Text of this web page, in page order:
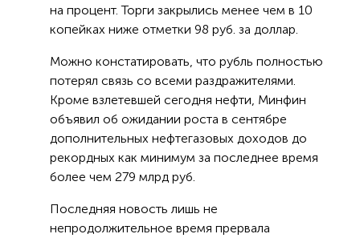
на процент. Торги закрылись менее чем в 10
копейках ниже отметки 98 руб. за доллар.
Можно констатировать, что рубль полностью
потерял связь со всеми раздражителями.
Кроме взлетевшей сегодня нефти, Минфин
объявил об ожидании роста в сентябре
дополнительных нефтегазовых доходов до
рекордных как минимум за последнее время
более чем 279 млрд руб.
Последняя новость лишь не
непродолжительное время прервала